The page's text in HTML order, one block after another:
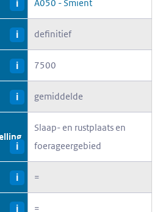
i A050 - Smient
i definitief
i 7500
i gemiddelde
i
Slaap- en rustplaats en
foerageergebied
i =
i =